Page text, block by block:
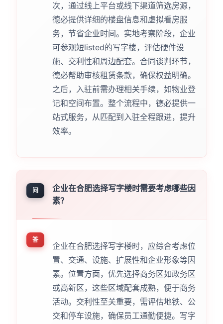
次，通过线上平台或线下渠道筛选房源，
德必提供详细的楼盘信息和虚拟看房服
务，节省企业时间。实地考察阶段，企业
可参观短listed的写字楼，评估硬件设
施、交利性和周边配套。合同谈判环节，
德必帮助审核租赁条款，确保权益明确。
之后，入驻前需办理相关手续，如物业登
记和空间布置。整个流程中，德必提供一
站式服务，从匹配到入驻全程跟进，提升
效率。
问
企业在合肥选择写字楼时需要考虑哪些因
素？
答
企业在合肥选择写字楼时，应综合考虑位
置、交通、设施、扩展性和企业形象等因
素。位置方面，优先选择商务区如政务区
或高新区，这些区域配套成熟，便于商务
活动。交利性至关重要，需评估地铁、公
交和停车设施，确保员工通勤便捷。写字